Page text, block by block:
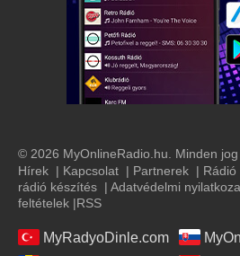
© 2026 MyOnlineRadio.hu. Minden jog
Hírek | Kapcsolat | Partnerek | Rádió
rádió készítés | Adatvédelmi
feltételek |RSS
MyRadyoDinle.com